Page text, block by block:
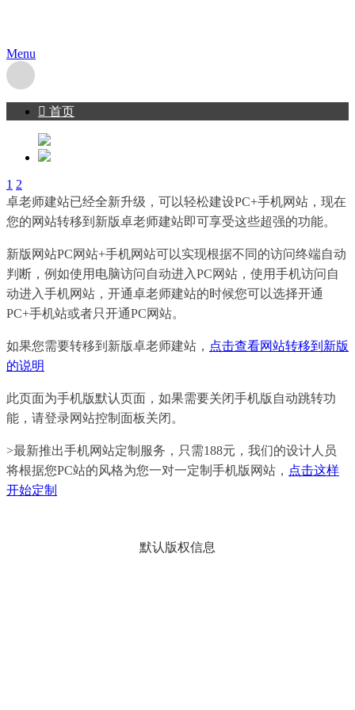
Menu
󰇯 首页
1 2
卓老师建站已经全新升级，可以轻松建设PC+手机网站，现在
您的网站转移到新版卓老师建站即可享受这些超强的功能。
新版网站PC网站+手机网站可以实现根据不同的访问终端自动
判断，例如使用电脑访问自动进入PC网站，使用手机访问自
动进入手机网站，开通卓老师建站的时候您可以选择开通
PC+手机站或者只开通PC网站。
如果您需要转移到新版卓老师建站， 点击查看网站转移到新版
的说明
此页面为手机版默认页面，如果需要关闭手机版自动跳转功
能，请登录网站控制面板关闭。
>最新推出手机网站定制服务，只需188元，我们的设计人员
将根据您PC站的风格为您一对一定制手机版网站， 点击这样
开始定制
默认版权信息